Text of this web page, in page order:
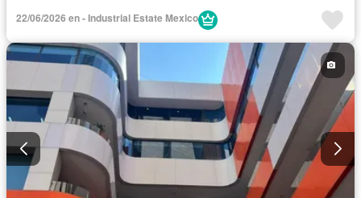
22/06/2026 en - Industrial Estate Mexico